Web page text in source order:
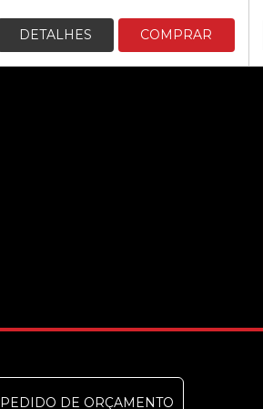
DETALHES COMPRAR
PEDIDO DE ORÇAMENTO